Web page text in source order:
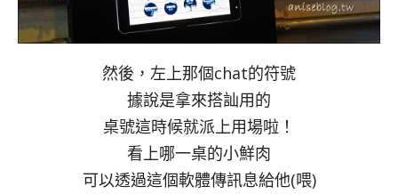
然後，左上那個chat的符號
據說是拿來搭訕用的
桌號這時候就派上用場啦！
看上哪一桌的小鮮肉
可以透過這個軟體傳訊息給他(喂)